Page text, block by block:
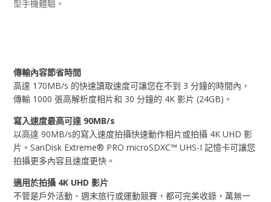
型手機體驗。
傳輸內容節省時間
高達 170MB/s 的快速讀取速度可讓您在不到 3 分鐘的時間內，
傳輸 1000 張高解析度相片和 30 分鐘的 4K 影片 (24GB)。
寫入速度最高可達 90MB/s
以高達 90MB/s的寫入速度拍攝快速動作相片或拍攝 4K UHD 影
片。SanDisk Extreme® PRO microSDXC™ UHS-I 記憶卡可讓您
拍攝更多內容且速度更快。
適用於拍攝 4K UHD 影片
不管是戶外活動、週末旅行或運動競賽，都可完美收錄，萬無一